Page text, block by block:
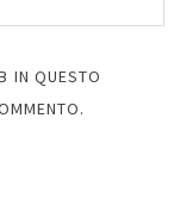
IN QUESTO